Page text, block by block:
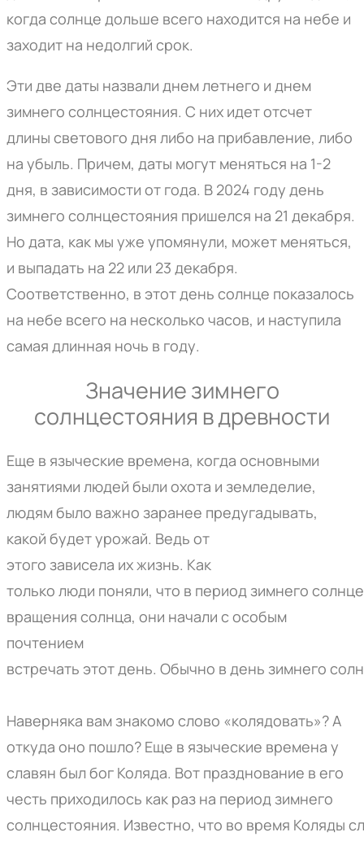
когда солнце дольше всего находится на небе и
заходит на недолгий срок.
Эти две даты назвали днем летнего и днем
зимнего солнцестояния. С них идет отсчет
длины светового дня либо на прибавление, либо
на убыль. Причем, даты могут меняться на 1-2
дня, в зависимости от года. В 2024 году день
зимнего солнцестояния пришелся на 21 декабря.
Но дата, как мы уже упомянули, может меняться,
и выпадать на 22 или 23 декабря.
Соответственно, в этот день солнце показалось
на небе всего на несколько часов, и наступила
самая длинная ночь в году.
Значение зимнего
солнцестояния в древности
Еще в языческие времена, когда основными
занятиями людей были охота и земледелие,
людям было важно заранее предугадывать,
какой будетурожай. Ведь от
этого зависела ихжизнь. Как
только люди поняли, что в период зимнего
вращения солнца, они начали с особым
почтением
встречать этотдень. Обычно в день зимнего
Наверняка вам знакомо слово «колядовать»? А
откуда оно пошло? Еще в языческие времена у
славян был бог Коляда. Вот празднование в его
честь приходилось как раз на период зимнего
солнцестояния. Известно, что во время Коляды